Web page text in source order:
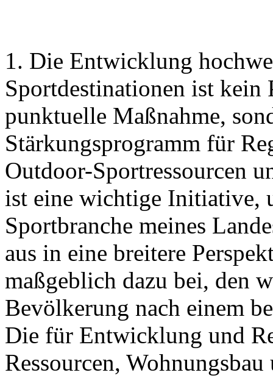
1. Die Entwicklung
Sportdestinationen ist kein
punktuelle Maßnahme,
Stärkungsprogramm für
Outdoor-Sportressourcen
ist eine wichtige Initiative,
Sportbranche meines
aus in eine breitere
maßgeblich dazu bei, den
Bevölkerung nach einem
Die für Entwicklung und
Ressourcen,